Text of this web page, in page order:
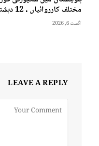
مختلف کارروائیاں ، 12 دہشتگرد ہلاک
اگست 6, 2026
LEAVE A REPLY